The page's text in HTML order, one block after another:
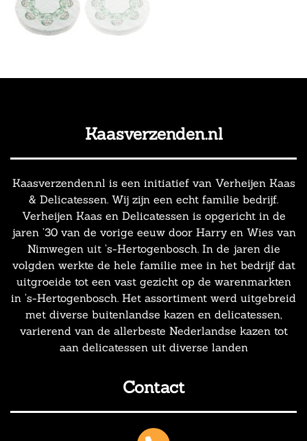
Kaasverzenden.nl
Kaasverzenden.nl is een initiatief van Verheijen Kaas
& Delicatessen. Wij zijn een echt familie bedrijf.
Verheijen Kaas en Delicatessen is opgericht in de
jaren ’30 van de vorige eeuw door Harry en Wies van
Nimwegen uit ’s-Hertogenbosch. In de jaren die
volgden werkte de hele familie mee in het bedrijf dat
uitgroeide tot een vast gezicht op de warenmarkten
in ’s-Hertogenbosch. Het assortiment werd uitgebreid
met diverse buitenlandse kazen en delicatessen,
varierend van de allerbeste Nederlandse kazen tot
aan delicatessen uit diverse landen
Contact